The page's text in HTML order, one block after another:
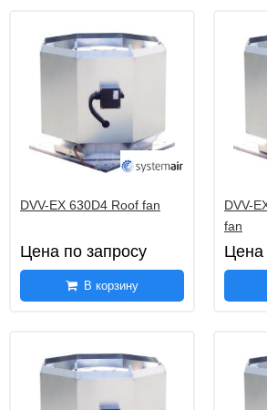
Взрывозащищенные осевые
среднего давления AXC-EX
Взрывозащищенные осевые
среднего давления AXCBF-EX
Пластиковые
вентиляторы RVK-EX
DVV-EX 630D4 Roof fan
Цена по запросу
В корзину
DVV-
fan
Цена